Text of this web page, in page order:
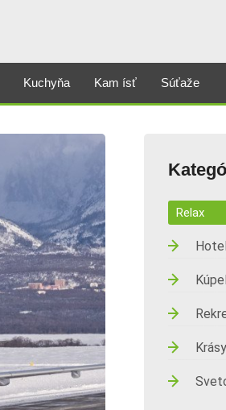
Kuchyňa Kam ísť Súťaže
Relax